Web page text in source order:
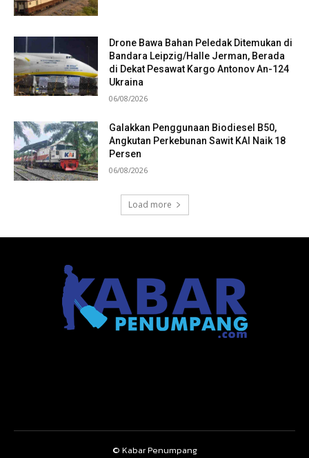
Drone Bawa Bahan Peledak Ditemukan di
Bandara Leipzig/Halle Jerman, Berada
di Dekat Pesawat Kargo Antonov An-124
Ukraina
06/08/2026
Galakkan Penggunaan Biodiesel B50,
Angkutan Perkebunan Sawit KAI Naik 18
Persen
06/08/2026
Load more
© Kabar Penumpang